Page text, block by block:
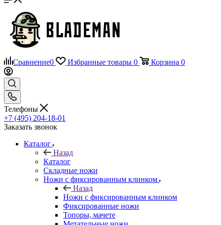
Сравнение0 Избранные товары 0 Корзина 0
Телефоны
+7 (495) 204-18-01
Заказать звонок
Каталог
Назад
Каталог
Складные ножи
Ножи с фиксированным клинком
Назад
Ножи с фиксированным клинком
Фиксированные ножи
Топоры, мачете